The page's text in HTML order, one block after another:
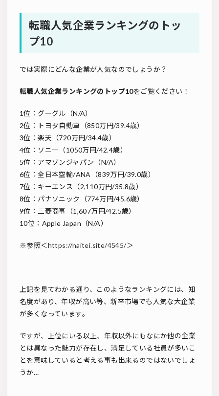
転職人気企業ランキングのトッ
プ10
では実際にどんな企業が人気なのでしょうか？
転職人気企業ランキングのトップ10をご覧ください！
1位：グーグル（N/A）
2位：トヨタ自動車（850万円/39.4歳）
3位：楽天（720万円/34.4歳）
4位：ソニー（1050万円/42.4歳）
5位：アマゾンジャパン（N/A）
6位：全日本空輸/ANA（839万円/39.0歳）
7位：キーエンス（2,110万円/35.8歳）
8位：パナソニック（774万円/45.6歳）
9位：三菱商事（1,607万円/42.5歳）
10位：Apple Japan（N/A）
※参照＜https://naitei.site/4545/＞
上記を見てわかる通り、このようなランキングには、知
名度があり、年収が高い等、新卒市場でも人気な大企業
が多くなっています。
ですが、上位にいる以上、年収以外にもなにか他の企業
とは異なった魅力が存在し、満足している社員が多いこ
とを意味していると考える事も出来るのではないでしょ
うか…